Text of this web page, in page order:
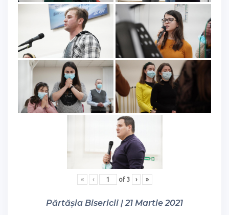
« ‹ of 3 › »
Părtășia Bisericii | 21 Martie 2021